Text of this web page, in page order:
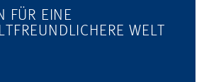
FÜR EINE
WELT